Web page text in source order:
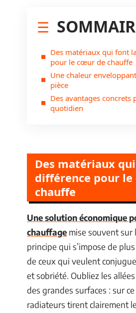
Des matériaux qui font
pour le cœur de chauffe
Une chaleur
pièce
Des avantages concrets
quotidien
Des matériaux
différence pour
chauffe
Une solution économique
chauffage mise souvent sur
principe qui s’impose de
de ceux qui veulent
et sobriété. Oubliez les
des grandes surfaces : sur
radiateurs tirent clairement